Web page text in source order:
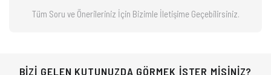
Tüm Soru ve Önerileriniz İçin Bizimleİletişime Geçebilirsiniz.
BİZİ GELEN KUTUNUZDA GÖRMEK İSTER MİSİNİZ?